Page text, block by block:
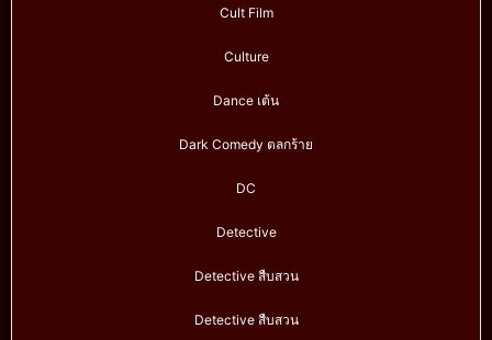
Cult Film
Culture
Dance เต้น
Dark Comedy ตลกร้าย
DC
Detective
Detective สืบสวน
Detective สืบสวน